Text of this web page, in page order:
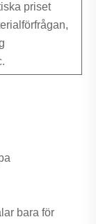
priset
bara för